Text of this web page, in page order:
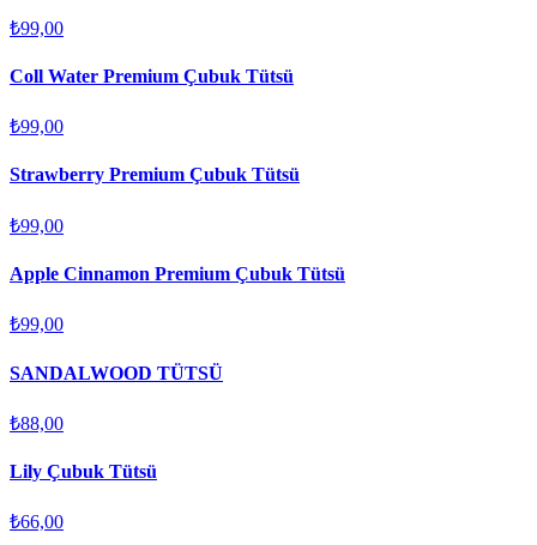
₺99,00
Coll Water Premium Çubuk Tütsü
₺99,00
Strawberry Premium Çubuk Tütsü
₺99,00
Apple Cinnamon Premium Çubuk Tütsü
₺99,00
SANDALWOOD TÜTSÜ
₺88,00
Lily Çubuk Tütsü
₺66,00